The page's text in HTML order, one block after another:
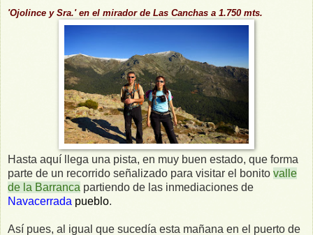
'Ojolince y Sra.' en el mirador de Las Canchas a 1.750 mts.
Hasta aquí llega una pista, en muy buen estado, que forma
parte de un recorrido señalizado para visitar el bonito valle
de la Barranca partiendo de las inmediaciones de
Navacerrada pueblo.
Así pues, al igual que sucedía esta mañana en el puerto de